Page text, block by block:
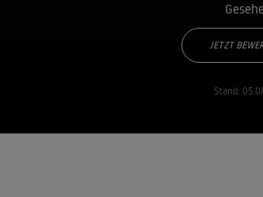
JETZT
Stand: